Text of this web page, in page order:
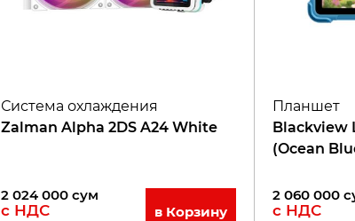
Система охлаждения
Zalman Alpha 2DS A24 White
2 024 000 сум
с НДС в Корзину
Планшет
Blackview
(Ocean
2 060 000
с НДС